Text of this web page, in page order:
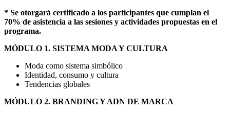
* Se otorgará certificado a los participantes que cumplan el
70% de asistencia a las sesiones y actividades propuestas en el
programa.
MÓDULO 1. SISTEMA MODA Y CULTURA
Moda como sistema simbólico
Identidad, consumo y cultura
Tendencias globales
MÓDULO 2. BRANDING Y ADN DE MARCA